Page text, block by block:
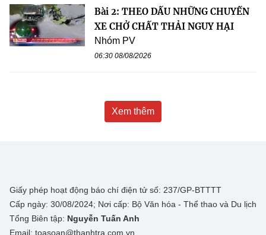
Bài 2: THEO DẤU NHỮNG CHUYẾN
XE CHỞ CHẤT THẢI NGUY HẠI
Nhóm PV
06:30 08/08/2026
Xem thêm
Giấy phép hoạt động báo chí điện tử số: 237/GP-BTTTT
Cấp ngày: 30/08/2024; Nơi cấp: Bộ Văn hóa - Thể thao và Du lịch
Tổng Biên tập: Nguyễn Tuấn Anh
Email: toasoan@thanhtra.com.vn